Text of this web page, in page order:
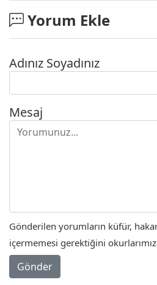
Yorum Ekle
Adınız Soyadınız
Mesaj
Gönderilen yorumların küfür,
içermemesi gerektiğini
Gönder